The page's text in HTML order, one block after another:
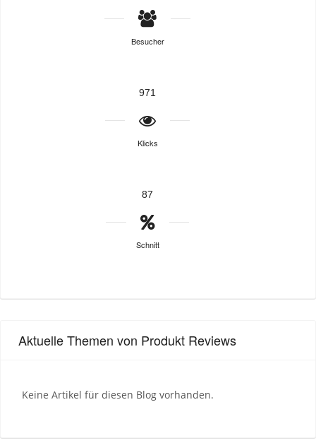
Besucher
971
Klicks
87
Schnitt
Aktuelle Themen von Produkt Reviews
Keine Artikel für diesen Blog vorhanden.